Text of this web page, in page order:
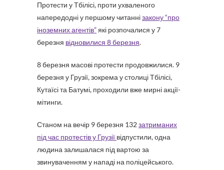
Протести у Тбілісі, проти ухваленого
напередодні у першому читаннізакону “про
іноземних агентів”які розпочалися у 7
березня відновилися 8 березня.
8 березня масові протести продовжилися. 9
березня у Грузії, зокрема у столиці Тбілісі,
Кутаїсі та Батумі, проходили вже мирні акції-
мітинги.
Станом на вечір 9 березня 132затриманих
під час протестів у Грузії відпустили, одна
людина залишалася під вартою за
звинуваченням у нападі на поліцейського.